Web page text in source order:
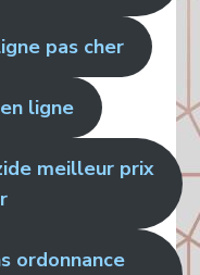
pas cher
ligne
meilleur prix
ordonnance